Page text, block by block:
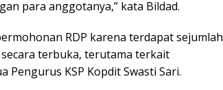
para anggotanya,” kata Bildad.
RDP karena terdapat sejumlah
terbuka, terutama terkait
KSP Kopdit Swasti Sari.